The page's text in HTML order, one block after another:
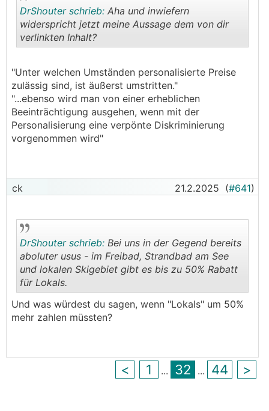
DrShouter schrieb: Aha und inwiefern
widerspricht jetzt meine Aussage dem von dir
verlinkten Inhalt?
"Unter welchen Umständen personalisierte Preise
zulässig sind, ist äußerst umstritten."
"...ebenso wird man von einer erheblichen
Beeinträchtigung ausgehen, wenn mit der
Personalisierung eine verpönte Diskriminierung
vorgenommen wird"
ck 21.2.2025 (#641)
..
DrShouter schrieb: Bei uns in der Gegend bereits
aboluter usus - im Freibad, Strandbad am See
und lokalen Skigebiet gibt es bis zu 50% Rabatt
für Lokals.
Und was würdest du sagen, wenn "Lokals" um 50%
mehr zahlen müssten?
< 1 ... 32 ... 44 >